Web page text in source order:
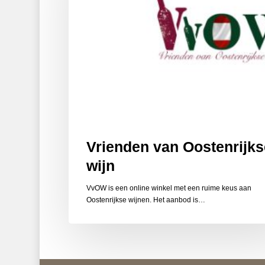
Vrienden van
wijn
VvOW is een online winkel met een ruime keus aan
Oostenrijkse wijnen. Het aanbod is…